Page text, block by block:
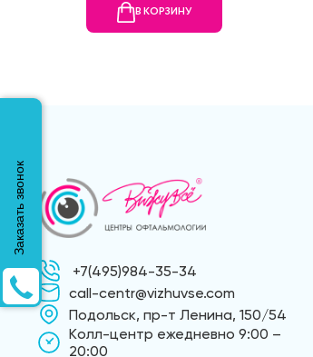
В КОРЗИНУ
+7(495)984-35-34
call-centr@vizhuvse.com
Подольск, пр-т Ленина, 150/54
Kолл-центр ежедневно 9:00 –
20:00
Заказать звонок